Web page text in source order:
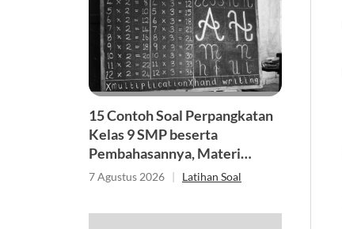
15 Contoh Soal Perpangkatan
Kelas 9 SMP beserta
Pembahasannya, Materi
Matematika
7 Agustus 2026 | Latihan Soal